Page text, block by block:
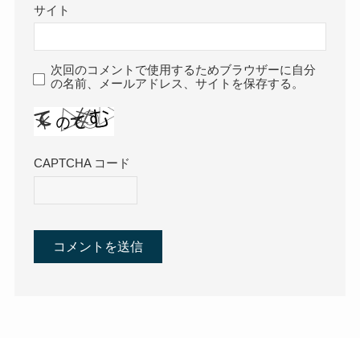
サイト
次回のコメントで使用するためブラウザーに自分
の名前、メールアドレス、サイトを保存する。
CAPTCHA コード